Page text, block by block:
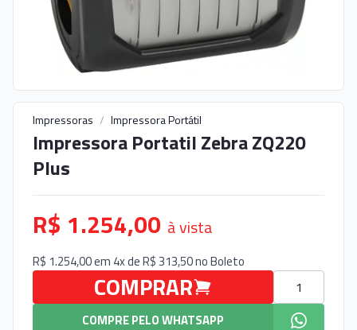
Impressoras / Impressora Portátil
Impressora Portatil Zebra ZQ220
Plus
R$ 1.254,00 à vista
R$ 1.254,00 em 4x de R$ 313,50 noBoleto
COMPRAR
Quantidade
COMPRE PELO WHATSAPP